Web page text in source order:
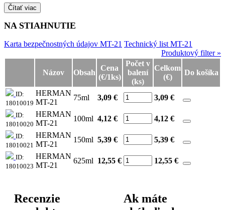
Čítať viac
NA STIAHNUTIE
Karta bezpečnostných údajov MT-21 Technický list MT-21
Produktový filter »
Názov Obsah
Cena
(€/1ks)
Počet v
balení
(ks)
Celkom
(€)
Do košíka
ID:
18010019
HERMAN
MT-21
75ml 3,09 € 3,09 €
ID:
18010020
HERMAN
MT-21
100ml 4,12 € 4,12 €
ID:
18010021
HERMAN
MT-21
150ml 5,39 € 5,39 €
ID:
18010023
HERMAN
MT-21
625ml 12,55 € 12,55 €
Recenzie
Ak máte